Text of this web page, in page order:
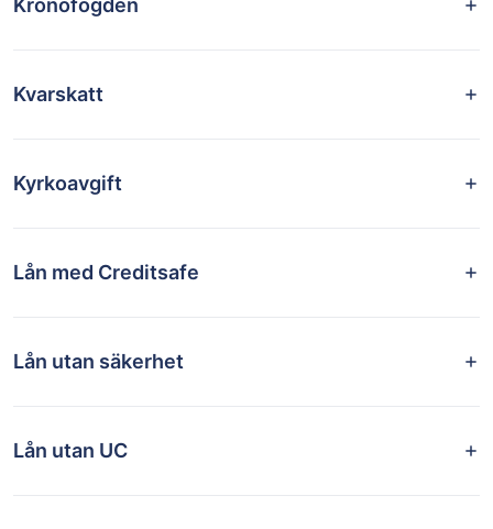
Kronofogden
Kvarskatt
Kyrkoavgift
Lån med Creditsafe
Lån utan säkerhet
Lån utan UC